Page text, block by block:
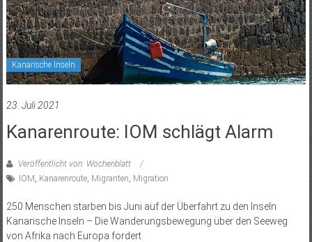
Kanarische Inseln
23. Juli 2021
Kanarenroute: IOM schlägt Alarm
Veröffentlicht von: Wochenblatt
IOM Kanarenroute, Migranten Migration
250 Menschen starben bis Juni auf der Überfahrt zu den Inseln
Kanarische Inseln – Die Wanderungsbewegung über den Seeweg
von Afrika nach Europa fordert